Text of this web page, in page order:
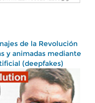
de la Revolución
y animadas mediante
(deepfakes)